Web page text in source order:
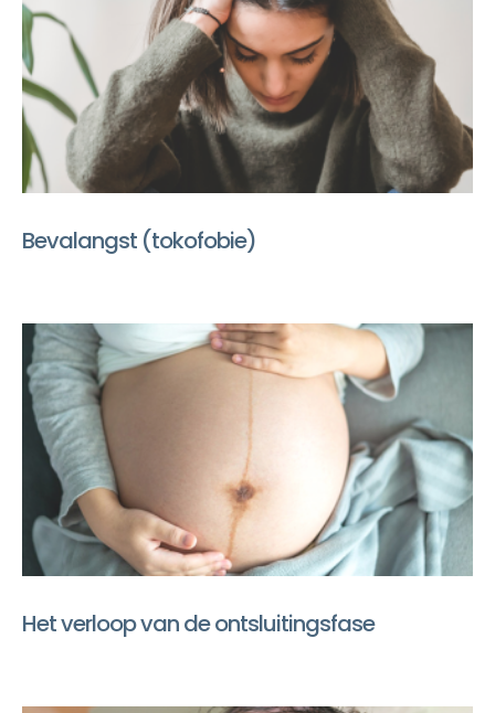
Bevalangst (tokofobie)
Het verloop van de ontsluitingsfase